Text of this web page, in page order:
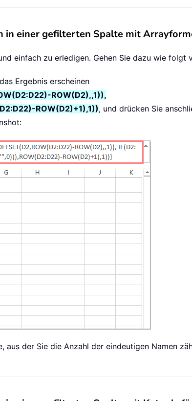
in einer gefilterten Spalte mit
einfach zu erledigen. Gehen Sie dazu wie folgt
Ergebnis erscheinen
ROW(D2),,1)),
ROW(D2)+1),1)), und drücken Sie
aus der Sie die Anzahl der eindeutigen Namen